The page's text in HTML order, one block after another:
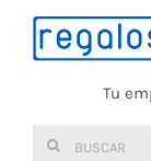
Saltar
Tu
Buscar: